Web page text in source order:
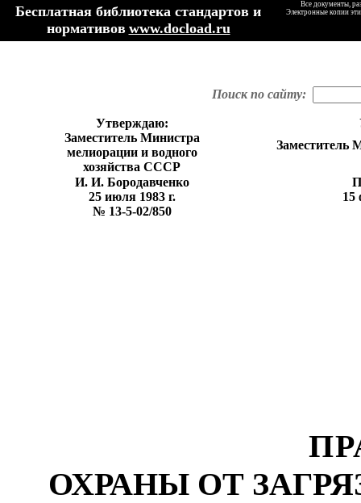
Бесплатная библиотека стандартов и
нормативов www.docload.ru
Все документы,
Электронные копии
Поиск по сайту:
Утверждаю:
ЗаместительМинистра
мелиорации и водного
хозяйства СССР
Заместитель
И. И. Бородавченко
П
25 июля 1983 г.
№ 13-5-02/850
15
ОХРАНЫ ОТ З